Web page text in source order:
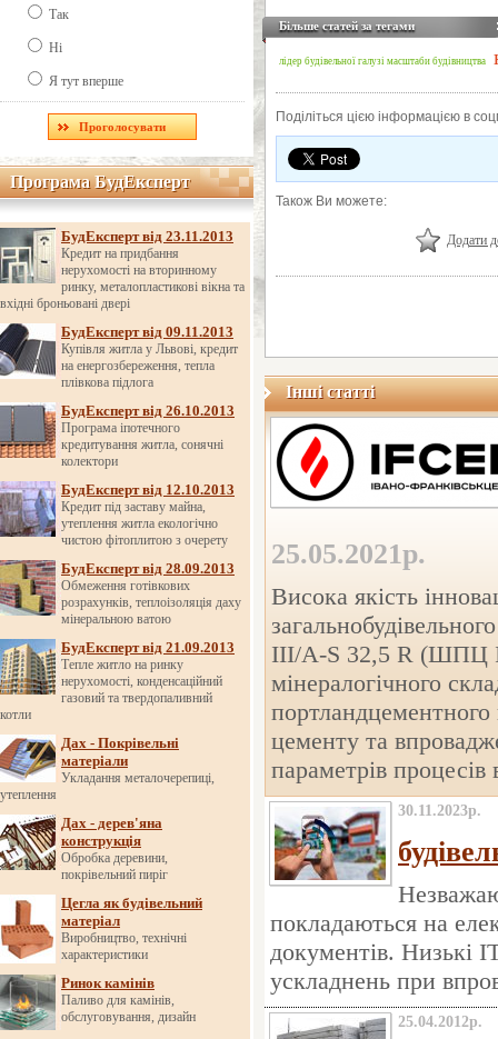
Так
Ні
Я тут вперше
Програма БудЕксперт
Програма БудЕксперт
БудЕксперт від 23.11.2013
Кредит на придбання
нерухомості на вторинному
ринку, металопластикові вікна та
вхідні броньовані двері
БудЕксперт від 09.11.2013
Купівля житла у Львові, кредит
на енергозбереження, тепла
плівкова підлога
БудЕксперт від 26.10.2013
Програма іпотечного
кредитування житла, сонячні
колектори
БудЕксперт від 12.10.2013
Кредит під заставу майна,
утеплення житла екологічно
чистою фітоплитою з очерету
БудЕксперт від 28.09.2013
Обмеження готівкових
розрахунків, теплоізоляція даху
мінеральною ватою
БудЕксперт від 21.09.2013
Тепле житло на ринку
нерухомості, конденсаційний
газовий та твердопаливний
котли
Дах - Покрівельні
матеріали
Укладання металочерепиці,
утеплення
Дах - дерев'яна
конструкція
Обробка деревини,
покрівельний пиріг
Цегла як будівельний
матеріал
Виробництво, технічні
характеристики
Ринок камінів
Паливо для камінів,
обслуговування, дизайн
Більше статей за тегами
лідер будівельної галузі масштаби будівництва
Поділіться цією інформацією в
Також Ви можете:
Додати
Інші статті
25.05.2021р.
Висока якість
IIІ/A-S 32,5 R (ШПЦ
мінералогічного
портландцементного
цементу та
параметрів
30.11.2023р.
покладаються на
документів. Низькі
ускладнень при
25.04.2012р.